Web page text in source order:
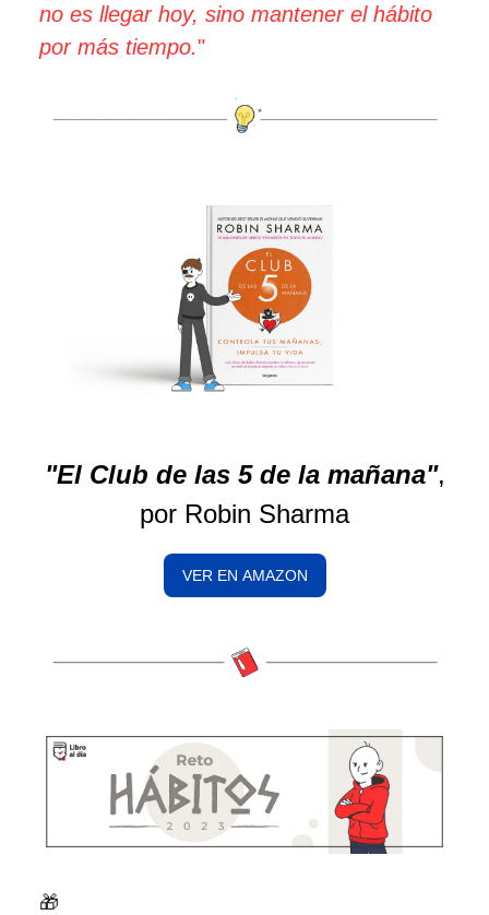
no es llegar hoy, sino mantener el hábito
por más tiempo."
"El Club de las 5 de la mañana",
por Robin Sharma
VER EN AMAZON
🎁